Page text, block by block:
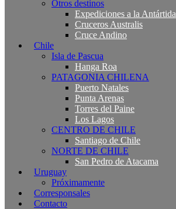
Otros destinos
Expediciones a la Antártida
Cruceros Australis
Cruce Andino
Chile
Isla de Pascua
Hanga Roa
PATAGONIA CHILENA
Puerto Natales
Punta Arenas
Torres del Paine
Los Lagos
CENTRO DE CHILE
Santiago de Chile
NORTE DE CHILE
San Pedro de Atacama
Uruguay
Próximamente
Corresponsales
Contacto